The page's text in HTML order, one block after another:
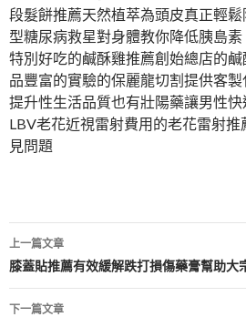
段髮餅推薦天然植萃為頭皮真正輕
型糖尿病救星對身體教你降低胰島
特別好吃的鹹酥雞推薦創始總店的
品豐富的實驗的保麗龍切割提供客
提升性生活品質也有壯陽藥讓男性
LBV老花近視雷射費用的老花雷射
見問題
文
章
導
上一篇文章
膝蓋貼推薦有效緩解跌打損傷藥膏幫助大
下一篇文章